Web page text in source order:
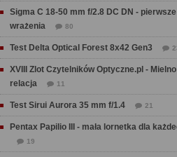
Sigma C 18-50 mm f/2.8 DC DN - pierwsze
wrażenia
80
Test Delta Optical Forest 8x42 Gen3
XVIII Zlot Czytelników Optyczne.pl -
relacja
11
Test Sirui Aurora 35 mm f/1.4 21
Pentax Papilio III - mała lornetka dla
19